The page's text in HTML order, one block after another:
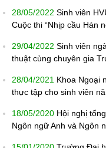
28/05/2022 Sinh viên
Cuộc thi “Nhịp cầu Hán
29/04/2022 Sinh viên
thuật cùng chuyên gia
28/04/2021 Khoa Ngoại
thực tập cho sinh viên
18/05/2020 Hội nghị
Ngôn ngữ Anh và Ngôn